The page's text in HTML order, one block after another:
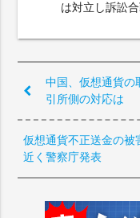
は対立し訴訟
中国、仮想通貨の
引所側の対応は
仮想通貨不正送金の被
近く警察庁発表